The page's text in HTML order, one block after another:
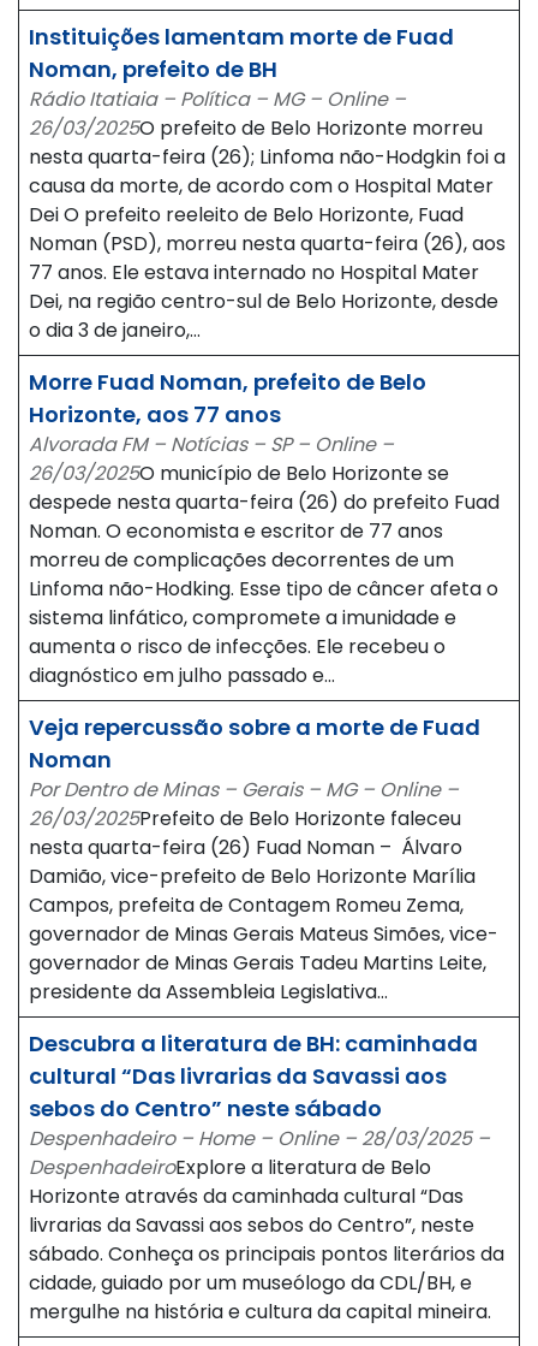
Instituições lamentam morte de Fuad
Noman, prefeito de BH
Rádio Itatiaia – Política – MG – Online –
26/03/2025O prefeito de Belo Horizonte morreu
nesta quarta-feira (26); Linfoma não-Hodgkin foi a
causa da morte, de acordo com o Hospital Mater
Dei O prefeito reeleito de Belo Horizonte, Fuad
Noman (PSD), morreu nesta quarta-feira (26), aos
77 anos. Ele estava internado no Hospital Mater
Dei, na região centro-sul de Belo Horizonte, desde
o dia 3 de janeiro,…
Morre Fuad Noman, prefeito de Belo
Horizonte, aos 77 anos
Alvorada FM – Notícias – SP – Online –
26/03/2025O município de Belo Horizonte se
despede nesta quarta-feira (26) do prefeito Fuad
Noman. O economista e escritor de 77 anos
morreu de complicações decorrentes de um
Linfoma não-Hodking. Esse tipo de câncer afeta o
sistema linfático, compromete a imunidade e
aumenta o risco de infecções. Ele recebeu o
diagnóstico em julho passado e…
Veja repercussão sobre a morte de Fuad
Noman
Por Dentro de Minas – Gerais – MG – Online –
26/03/2025Prefeito de Belo Horizonte faleceu
nesta quarta-feira (26) Fuad Noman – Álvaro
Damião, vice-prefeito de Belo Horizonte Marília
Campos, prefeita de Contagem Romeu Zema,
governador de Minas Gerais Mateus Simões, vice-
governador de Minas Gerais Tadeu Martins Leite,
presidente da Assembleia Legislativa…
Descubra a literatura de BH: caminhada
cultural “Das livrarias da Savassi aos
sebos do Centro” neste sábado
Despenhadeiro – Home – Online – 28/03/2025 –
DespenhadeiroExplore a literatura de Belo
Horizonte através da caminhada cultural “Das
livrarias da Savassi aos sebos do Centro”, neste
sábado. Conheça os principais pontos literários da
cidade, guiado por um museólogo da CDL/BH, e
mergulhe na história e cultura da capital mineira.